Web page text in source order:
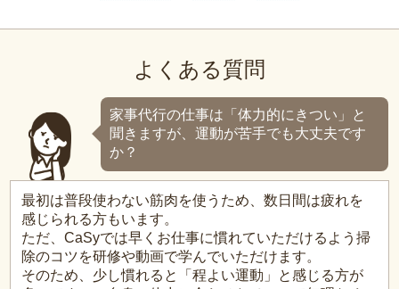
よくある質問
家事代行の仕事は「体力的にきつい」と
聞きますが、運動が苦手でも大丈夫です
か？
最初は普段使わない筋肉を使うため、数日間は疲れを
感じられる方もいます。
ただ、CaSyでは早くお仕事に慣れていただけるよう掃
除のコツを研修や動画で学んでいただけます。
そのため、少し慣れると「程よい運動」と感じる方が